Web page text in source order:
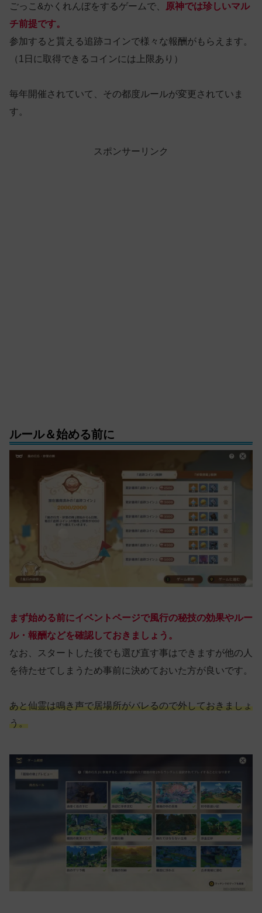
ごっこ&かくれんぼをするゲームで、
原神では珍しいマル
チ前提です。
参加すると貰える追跡コインで様々な報酬がもらえます。
（1日に取得できるコインには上限あり）
毎年開催されていて、その都度ルールが変更されていま
す。
スポンサーリンク
ルール＆始める前に
まず始める前にイベントページで風行の秘技の効果やルー
ル・報酬などを確認しておきましょう。
なお、スタートした後でも選び直す事はできますが他の人
を待たせてしまうため事前に決めておいた方が良いです。
あと仙霊は鳴き声で居場所がバレるので外しておきましょ
う。